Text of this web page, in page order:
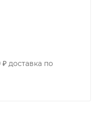
доставка по